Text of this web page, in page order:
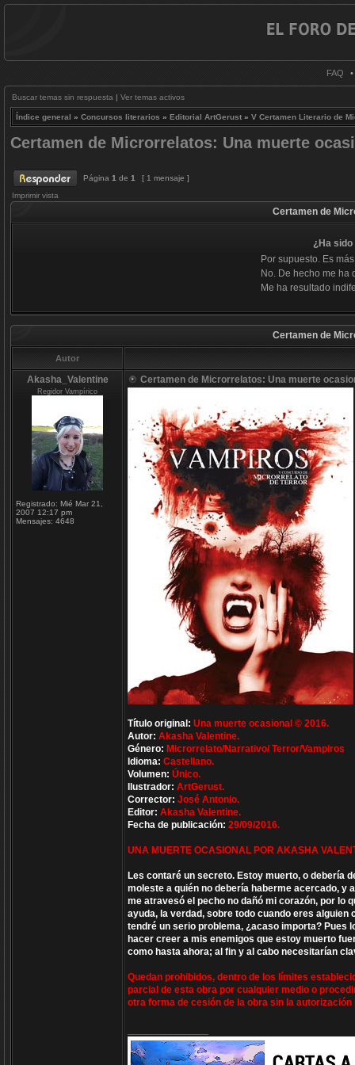
FAQ •
Buscar temas sin respuesta | Ver temas activos
Índice general » Concursos literarios » Editorial ArtGerust » V Certamen Literario de
Certamen de Microrrelatos: Una muerte
Página 1 de 1
[ 1 mensaje ]
Imprimir vista
Certamen de
¿Ha
Por supuesto. Es
No. De hecho me ha
Me ha resultado
Certamen de
Autor
Akasha_Valentine
Regidor Vampírico
Registrado: Mié Mar 21,
2007 12:17 pm
Mensajes: 4648
Certamen de Microrrelatos: Una muerte
Título original: Una muerte ocasional © 2016.
Autor: Akasha Valentine.
Género: Microrrelato/Narrativo/ Terror/Vampiros
Idioma: Castellano.
Volumen: Único.
Ilustrador: ArtGerust.
Corrector: José Antonio.
Editor: Akasha Valentine.
Fecha de publicación: 29/09/2016.
UNA MUERTE OCASIONAL POR AKASHA
Les contaré un secreto. Estoy muerto, o debería
moleste a quién no debería haberme acercado, y
me atravesó el pecho no dañó mi corazón, por lo
ayuda, la verdad, sobre todo cuando eres
tendré un serio problema, ¿acaso importa? Pues
hacer creer a mis enemigos que estoy muerto
como hasta ahora; al fin y al cabo necesitarían
Quedan prohibidos, dentro de los límites
parcial de esta obra por cualquier medio o
otra forma de cesión de la obra sin la